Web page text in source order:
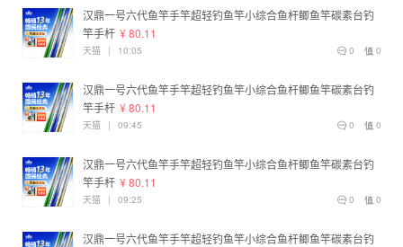
汉鼎一号六代鱼竿手竿超轻钓鱼竿小综合鱼杆鲫鱼竿碳素台钓
竿手杆 ¥ 80.11
0
0
天猫 | 10:05
汉鼎一号六代鱼竿手竿超轻钓鱼竿小综合鱼杆鲫鱼竿碳素台钓
竿手杆 ¥ 80.11
0
0
天猫 | 09:45
汉鼎一号六代鱼竿手竿超轻钓鱼竿小综合鱼杆鲫鱼竿碳素台钓
竿手杆 ¥ 80.11
0
0
天猫 | 09:25
汉鼎一号六代鱼竿手竿超轻钓鱼竿小综合鱼杆鲫鱼竿碳素台钓